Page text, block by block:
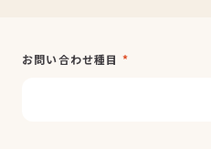
お問い合わせ種目 *